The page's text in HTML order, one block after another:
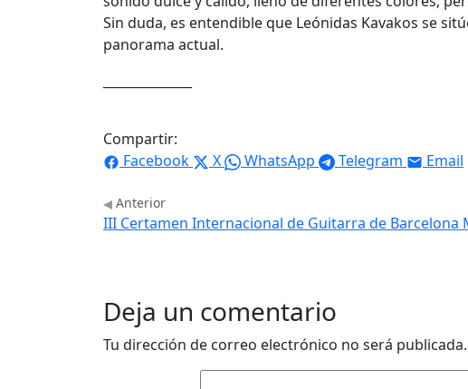
Sin duda, es entendible que Leónidas Kavakos se
panorama actual.
Compartir:
Facebook
X WhatsApp Telegram Email
Anterior
III Certamen Internacional de Guitarra de
Deja un comentario
Tu dirección de correo electrónico no será publicada.